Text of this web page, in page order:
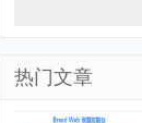
热门文章